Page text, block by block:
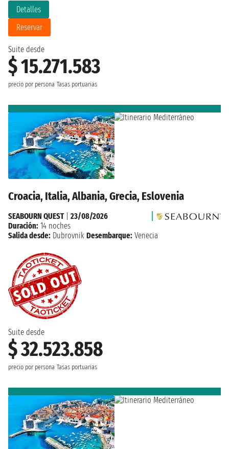
Suite desde
$ 15.271.583
precio por persona Tasas portuarias
Detalles
Reservar
Croacia, Italia, Albania, Grecia, Eslovenia
Suite desde
$ 32.523.858
precio por persona Tasas portuarias
SEABOURN QUEST| 23/08/2026
Duración: 14 noches
Salida desde: Dubrovnik Desembarque: Venecia